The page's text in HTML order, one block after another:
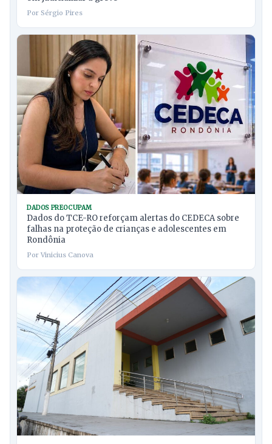
Por Sérgio Pires
DADOS PREOCUPAM
Dados do TCE-RO reforçam alertas do CEDECA sobre
falhas na proteção de crianças e adolescentes em
Rondônia
Por Vinicius Canova